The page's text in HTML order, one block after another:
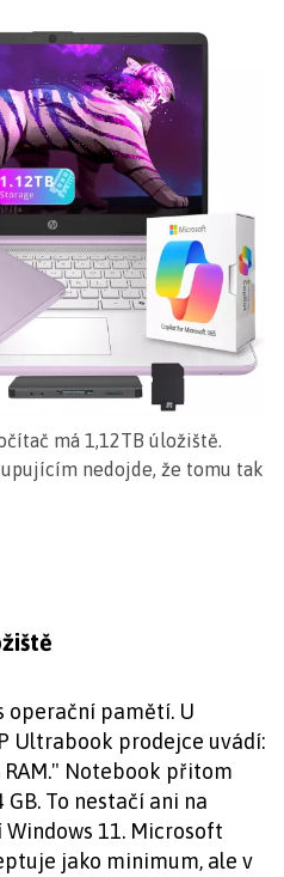
má 1,12TB úložiště.
nedojde, že tomu tak
operační pamětí. U
Ultrabook prodejce uvádí:
RAM." Notebook přitom
To nestačí ani na
11. Microsoft
jako minimum, ale v